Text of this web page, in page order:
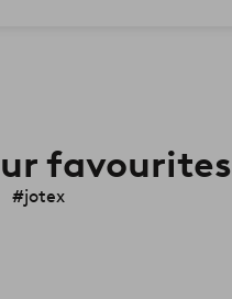
favourites
#jotex